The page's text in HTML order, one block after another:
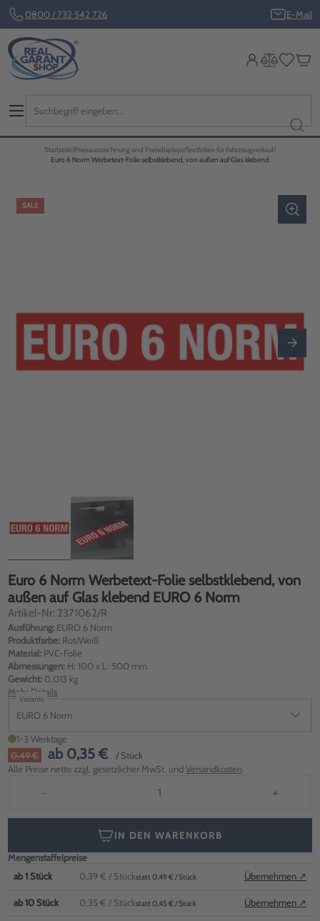
0800 / 732 542 726 E-Mail
Startseite Preisauszeichnung und Preisdisplays Textfolien für Fahrzeugverkauf
Euro 6 Norm Werbetext-Folie selbstklebend, von außen auf Glas klebend
SALE
Euro 6 Norm Werbetext-Folie selbstklebend, von
außen auf Glas klebend EURO 6 Norm
Artikel-Nr: 2371062/R
Ausführung: EURO 6 Norm
Produktfarbe: Rot/Weiß
Material: PVC-Folie
Abmessungen: H: 100 x L: 500 mm
Gewicht: 0.013 kg
Mehr Details
Variante
EURO 6 Norm
1-3 Werktage
0,49 €
ab 0,35 €
/ Stück
Alle Preise netto zzgl. gesetzlicher MwSt. und Versandkosten
− +
IN DEN WARENKORB
Mengenstaffelpreise
ab1 Stück 0,39 € / Stückstatt 0,49 € / Stück Übernehmen ↗
ab10 Stück 0,35 € / Stückstatt 0,45 € / Stück Übernehmen ↗